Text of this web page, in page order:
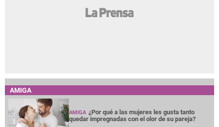
AMIGA
AMIGA ¿Por qué a las mujeres les gusta tanto
quedar impregnadas con el olor de su pareja?